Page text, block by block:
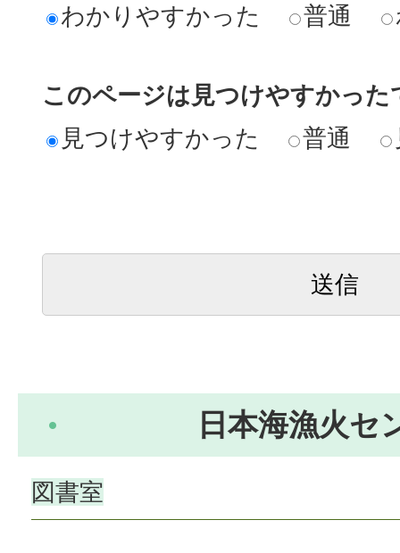
わかりやすかった
普通
このページは見つけやすかった
見つけやすかった
普通
日本海漁火セ
図書室